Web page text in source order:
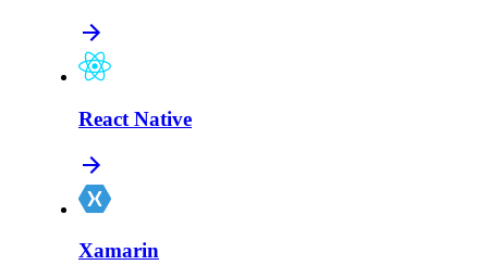
React Native
Xamarin